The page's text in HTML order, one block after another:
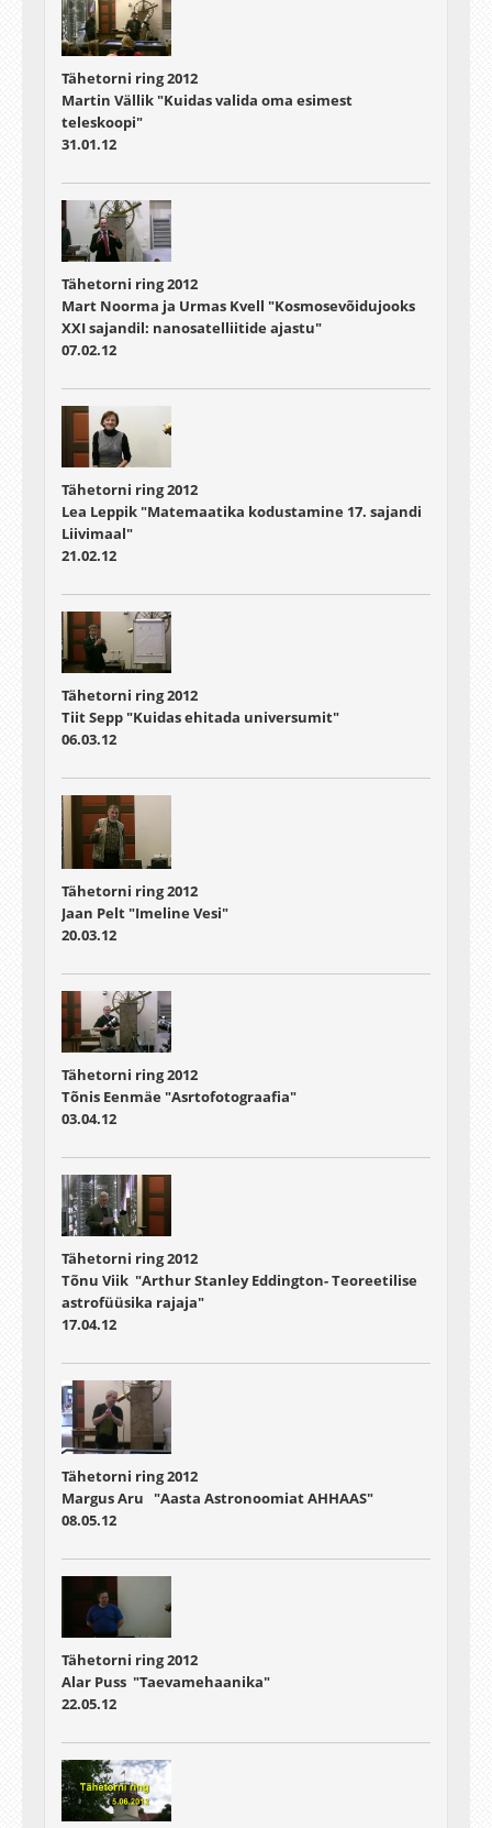
Tähetorni ring 2012
Martin Vällik "Kuidas valida oma esimest
teleskoopi"
31.01.12
Tähetorni ring 2012
Mart Noorma ja Urmas Kvell "Kosmosevõidujooks
XXI sajandil: nanosatelliitide ajastu"
07.02.12
Tähetorni ring 2012
Lea Leppik "Matemaatika kodustamine 17. sajandi
Liivimaal"
21.02.12
Tähetorni ring 2012
Tiit Sepp "Kuidas ehitada universumit"
06.03.12
Tähetorni ring 2012
Jaan Pelt "Imeline Vesi"
20.03.12
Tähetorni ring 2012
Tõnis Eenmäe "Asrtofotograafia"
03.04.12
Tähetorni ring 2012
Tõnu Viik "Arthur Stanley Eddington- Teoreetilise
astrofüüsika rajaja"
17.04.12
Tähetorni ring 2012
Margus Aru "Aasta Astronoomiat AHHAAS"
08.05.12
Tähetorni ring 2012
Alar Puss "Taevamehaanika"
22.05.12